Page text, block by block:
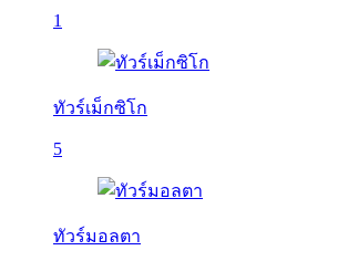
1
ทัวร์เม็กซิโก
5
ทัวร์มอลตา